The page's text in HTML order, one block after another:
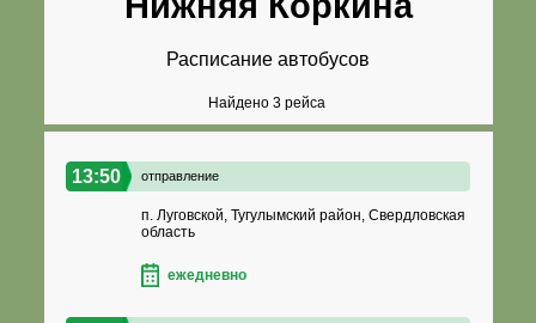
Расписание автобусов
Найдено 3 рейса
13:50 отправление
п. Луговской, Тугулымский район, Свердловская
область
ежедневно